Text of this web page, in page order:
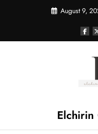
August 9,
Elchirin